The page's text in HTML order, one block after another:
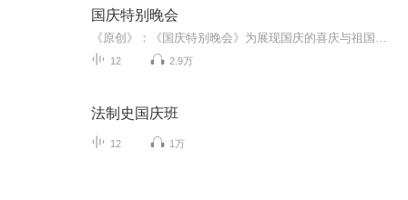
国庆特别晚会
12 2.9万
法制史国庆班
12 1万